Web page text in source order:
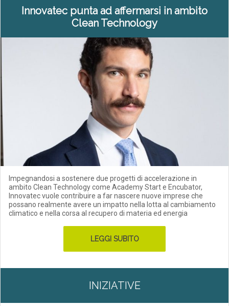
Innovatec punta ad affermarsi in ambito
Clean Technology
Impegnandosi a sostenere due progetti di accelerazione in
ambito Clean Technology come Academy Start e Encubator,
Innovatec vuole contribuire a far nascere nuove imprese che
possano realmente avere un impatto nella lotta al cambiamento
climatico e nella corsa al recupero di materia ed energia
LEGGI SUBITO
INIZIATIVE